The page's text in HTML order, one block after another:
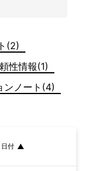
(2)
性情報(1)
ンノート(4)
日付